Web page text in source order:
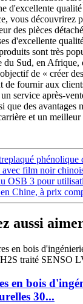
d'excellente
vous découvrirez
des pièces
d'excellente
sont très
du Sud, en Afrique,
de « créer
de fournir aux
service après-
que des avantages
et un
film noir
OSB 3 pour
Chine, à prix
aussi
en bois
30...